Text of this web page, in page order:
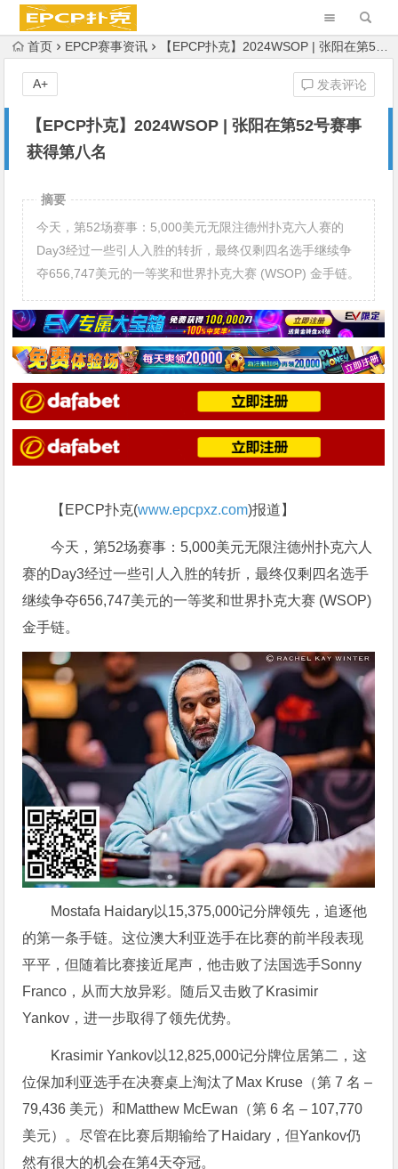
首页 EPCP赛事资讯 【EPCP扑克】2024WSOP | 张阳在第52号赛事获得第八名
【EPCP扑克】2024WSOP | 张阳在第52号赛事
获得第八名
发表评论
A+
摘要
今天，第52场赛事：5,000美元无限注德州扑克六人赛的
Day3经过一些引人入胜的转折，最终仅剩四名选手继续争
夺656,747美元的一等奖和世界扑克大赛 (WSOP) 金手链。
【EPCP扑克(www.epcpxz.com)报道】
今天，第52场赛事：5,000美元无限注德州扑克六人
赛的Day3经过一些引人入胜的转折，最终仅剩四名选手
继续争夺656,747美元的一等奖和世界扑克大赛 (WSOP)
金手链。
Mostafa Haidary以15,375,000记分牌领先，追逐他
的第一条手链。这位澳大利亚选手在比赛的前半段表现
平平，但随着比赛接近尾声，他击败了法国选手Sonny
Franco，从而大放异彩。随后又击败了Krasimir
Yankov，进一步取得了领先优势。
Krasimir Yankov以12,825,000记分牌位居第二，这
位保加利亚选手在决赛桌上淘汰了Max Kruse（第 7 名 –
79,436 美元）和Matthew McEwan（第 6 名 – 107,770
美元）。尽管在比赛后期输给了Haidary，但Yankov仍
然有很大的机会在第4天夺冠。